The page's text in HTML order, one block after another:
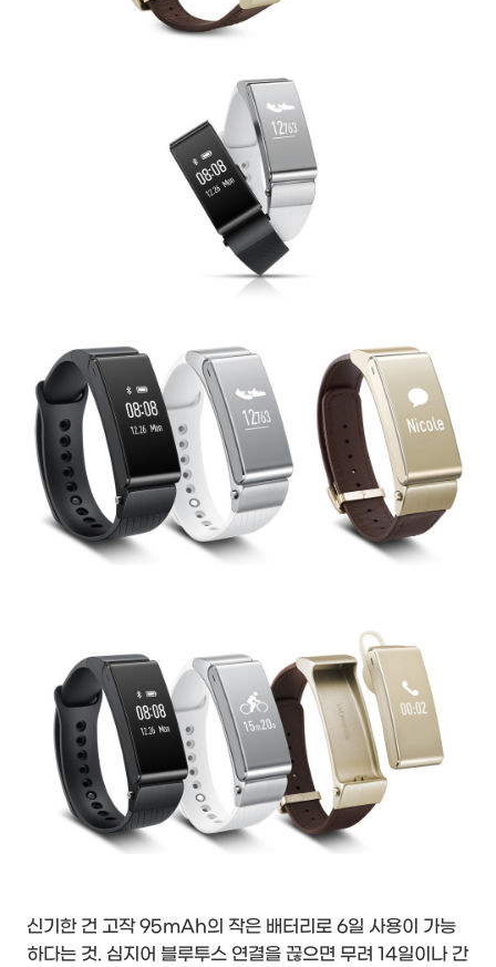
신기한 건 고작 95mAh의 작은 배터리로 6일 사용이 가능
하다는 것. 심지어 블루투스 연결을 끊으면 무려 14일이나 간